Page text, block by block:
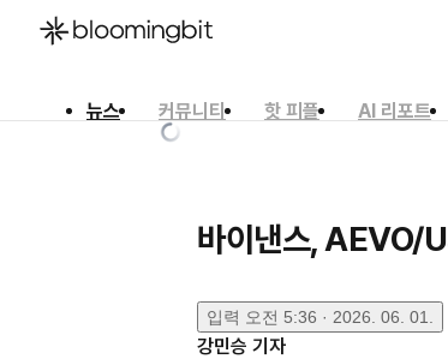
뉴스 커뮤니티 핫 피플 AI 리포트
바이낸스, AEVO/
입력 오전 5:36 · 2026. 06. 01.
강민승 기자